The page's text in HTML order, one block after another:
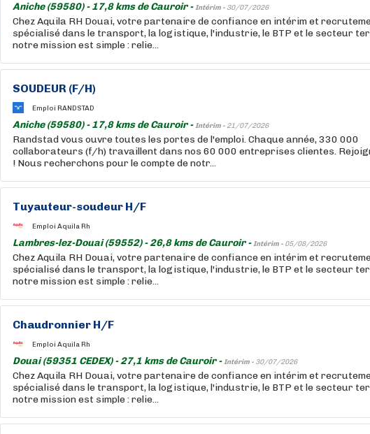
Aniche (59580) - 17,8 kms de Cauroir -Intérim - 30/07/2026
Chez Aquila RH Douai, votre partenaire de confiance en intérim et
spécialisé dans le transport, la logistique, l'industrie, le BTP et le secteur
notre mission est simple : relie...
SOUDEUR (F/H)
Emploi RANDSTAD
Aniche (59580) - 17,8 kms de Cauroir -Intérim - 21/07/2026
Randstad vous ouvre toutes les portes de l'emploi. Chaque année, 330 000
collaborateurs (f/h) travaillent dans nos 60 000 entreprises clientes.
! Nous recherchons pour le compte de notr...
Tuyauteur-soudeur H/F
Emploi Aquila Rh
Lambres-lez-Douai (59552) - 26,8 kms de Cauroir -Intérim - 05/08/2026
Chez Aquila RH Douai, votre partenaire de confiance en intérim et
spécialisé dans le transport, la logistique, l'industrie, le BTP et le secteur
notre mission est simple : relie...
Chaudronnier H/F
Emploi Aquila Rh
Douai (59351 CEDEX) - 27,1 kms de Cauroir -Intérim - 30/07/2026
Chez Aquila RH Douai, votre partenaire de confiance en intérim et
spécialisé dans le transport, la logistique, l'industrie, le BTP et le secteur
notre mission est simple : relie...